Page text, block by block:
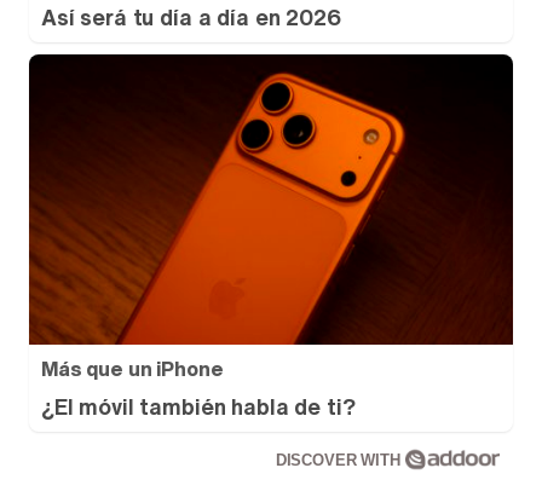
Así será tu día a día en 2026
Más que un iPhone
¿El móvil también habla de ti?
DISCOVER WITH